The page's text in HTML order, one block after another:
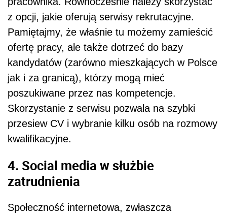
z opcji, jakie oferują serwisy rekrutacyjne.
Pamiętajmy, że właśnie tu możemy zamieścić
ofertę pracy, ale także dotrzeć do bazy
kandydatów (zarówno mieszkających w Polsce
jak i za granicą), którzy mogą mieć
poszukiwane przez nas kompetencje.
Skorzystanie z serwisu pozwala na szybki
przesiew CV i wybranie kilku osób na rozmowy
kwalifikacyjne.
4. Social media w służbie
zatrudnienia
Społeczność internetowa, zwłaszcza